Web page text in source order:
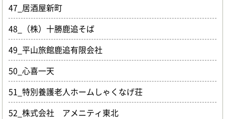
47_居酒屋新町
48_（株）十勝鹿追そば
49_平山旅館鹿追有限会社
50_心喜一天
51_特別養護老人ホームしゃくなげ荘
52_株式会社 アメニティ東北